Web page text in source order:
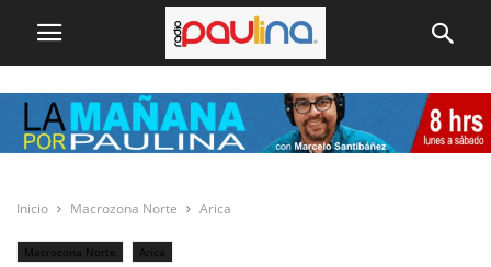
Inicio Macrozona Norte Arica
Macrozona Norte Arica